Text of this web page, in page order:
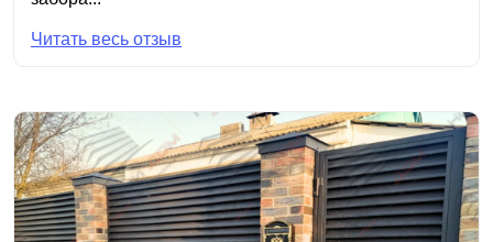
Читать весь отзыв